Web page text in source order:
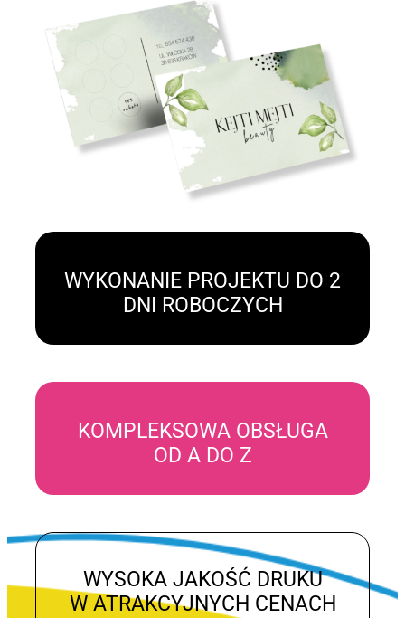
WYKONANIE PROJEKTU DO 2
DNI ROBOCZYCH
KOMPLEKSOWA OBSŁUGA
OD A DO Z
WYSOKA JAKOŚĆ DRUKU
W ATRAKCYJNYCH CENACH